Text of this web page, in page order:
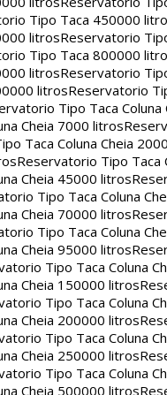
Tipo Taca 450000
litrosReservatorio
Tipo Taca 800000
litrosReservatorio
litrosReservatorio
Tipo Taca
Cheia 7000 litros
Taca Coluna Cheia
Reservatorio Tipo Taca
Cheia 45000 litros
Tipo Taca Coluna
Cheia 70000 litros
Tipo Taca Coluna
Cheia 95000 litros
Tipo Taca Coluna
Cheia 150000 litros
Tipo Taca Coluna
Cheia 200000 litros
Tipo Taca Coluna
Cheia 250000 litros
Tipo Taca Coluna
Cheia 500000 litros